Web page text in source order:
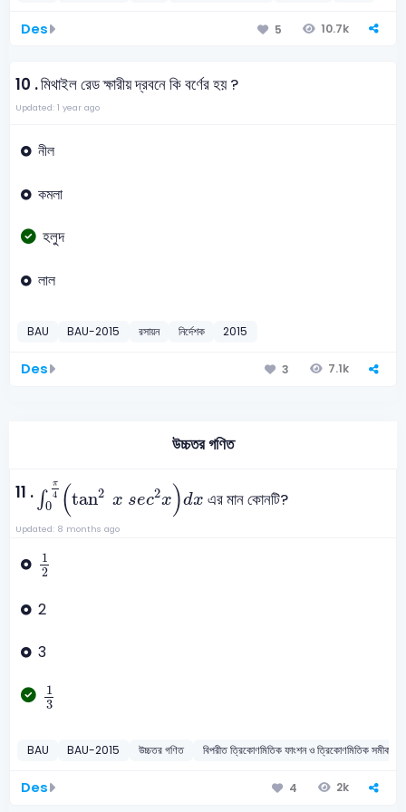
Des 5 10.7k
10 .মিথাইল রেড ক্ষারীয় দ্রবনে কি বর্ণের হয় ?
Updated: 1 year ago
নীল
কমলা
হলুদ
লাল
BAU BAU-2015 রসায়ন নির্দেশক 2015
Des 3 7.1k
উচ্চতর গণিত
11 . ∫
π
4
0 (tan2 x sec2x)dx
0π 4 tan se c
এর মান কোনটি?
Updated: 8 months ago
1
2
12
2
3
1
3
13
BAU BAU-2015 উচ্চতর গণিত বিপরীত ত্রিকোণমিতিক ফাংশন ও
Des 4 2k